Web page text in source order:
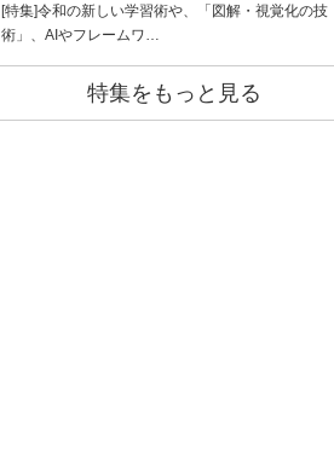
[特集]令和の新しい学習術や、「図解・視覚化の技
術」、AIやフレームワ…
特集をもっと見る